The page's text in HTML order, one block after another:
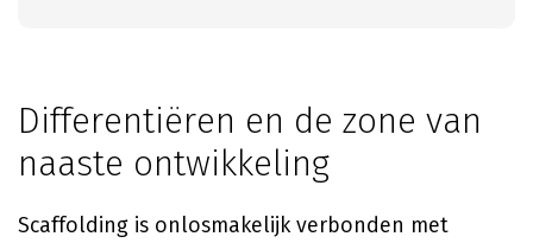
Differentiëren en de zone van
naaste ontwikkeling
Scaffolding is onlosmakelijk verbonden met